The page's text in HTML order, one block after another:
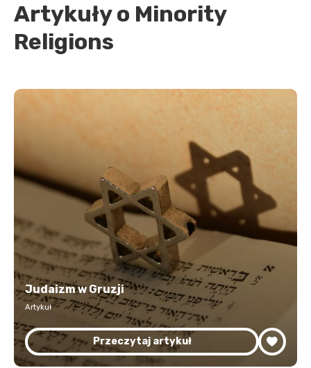
Artykuły o Minority
Religions
Judaizm w Gruzji
Artykuł
Przeczytaj artykuł